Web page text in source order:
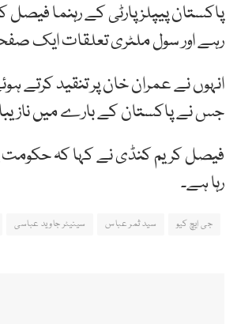
پاکستان پیپلز پارٹی کے رہنما
رہے اور سول ملٹری تعلقات ایک
انہوں نے عمران خان پر تنقید
جس نے پاکستان کے بارے میں
فیصل کریم کنڈی نے کہا کہ حکومت
رہا ہے۔
جی ایچ کیو سید ثمر عباس سینیٹر جاوید عباسی